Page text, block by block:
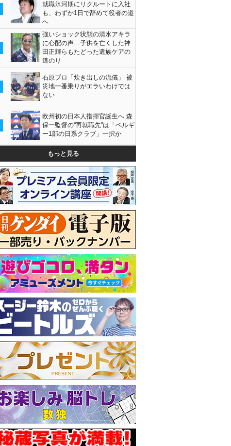
就職氷河期にリクルートに入社
も、わずか1日で辞めて役者の道
へ
強いショック状態の清水アキラ
に心配の声…子供を亡くした神
田正輝らもたどった遺族ケアの
道のり
石原プロ「炊き出しの流儀」 被
災地一番乗りがエラいわけでは
ない
欧州初の日本人指揮官誕生へ 森
保一監督の“再就職先”は「ベルギ
ー1部の日系クラブ」一択か
もっと見る